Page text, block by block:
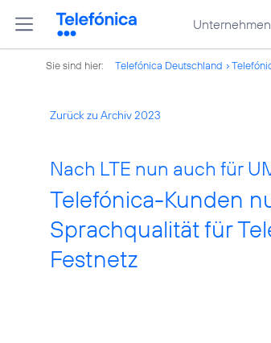
Unternehmen
Sie sind hier: Telefónica Deutschland
Zurück zu Archiv 2023
Nach LTE nun auch für
Telefónica-Kunden
Sprachqualität für
Festnetz